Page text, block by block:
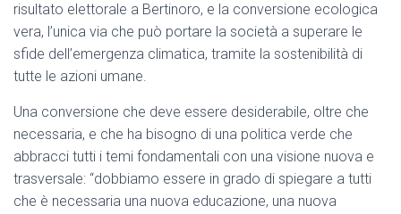
risultato elettorale a Bertinoro, e la conversione ecologica
vera, l’unica via che può portare la società a superare le
sfide dell’emergenza climatica, tramite la sostenibilità di
tutte le azioni umane.
Una conversione che deve essere desiderabile, oltre che
necessaria, e che ha bisogno di una politica verde che
abbracci tutti i temi fondamentali con una visione nuova e
trasversale: “dobbiamo essere in grado di spiegare a tutti
che è necessaria una nuova educazione, una nuova